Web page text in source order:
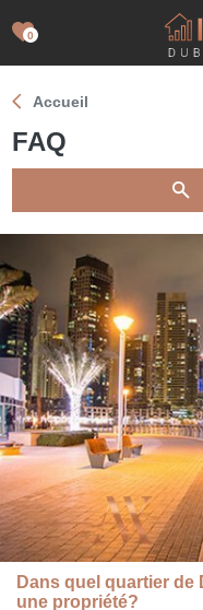
0
Accueil
FAQ
Dans quel quartier de
une propriété?